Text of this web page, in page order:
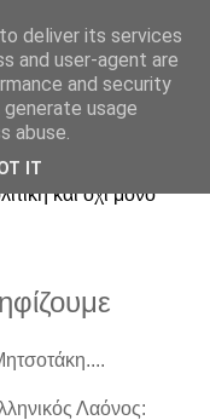
κόσμον
και όχι μόνο
Λαόνος:
deliver its services
and user-agent are
and security
usage
abuse.
IT